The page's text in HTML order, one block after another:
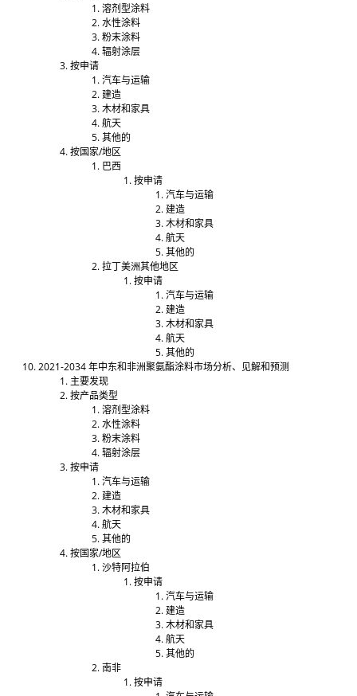
溶剂型涂料
水性涂​​料
粉末涂料
辐射涂层
按申请
汽车与运输
建造
木材和家具
航天
其他的
按国家/地区
巴西
按申请
汽车与运输
建造
木材和家具
航天
其他的
拉丁美洲其他地区
按申请
汽车与运输
建造
木材和家具
航天
其他的
2021-2034 年中东和非洲聚氨酯涂料市场分析、见解和预测
主要发现
按产品类型
溶剂型涂料
水性涂​​料
粉末涂料
辐射涂层
按申请
汽车与运输
建造
木材和家具
航天
其他的
按国家/地区
沙特阿拉伯
按申请
汽车与运输
建造
木材和家具
航天
其他的
南非
按申请